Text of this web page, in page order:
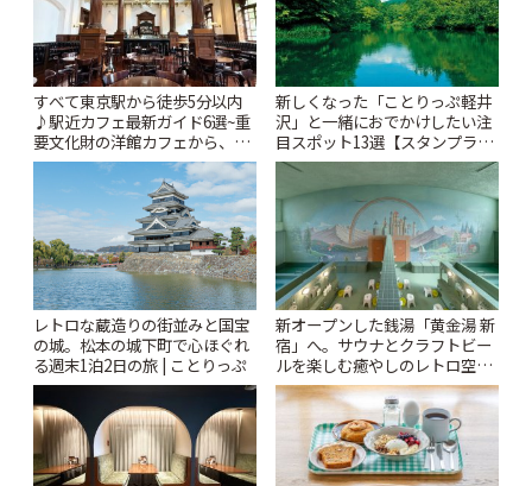
すべて東京駅から徒歩5分以内
♪駅近カフェ最新ガイド6選~重
要文化財の洋館カフェから、改
札すぐのレトロ喫茶まで~ | こと
新しくなった「ことりっぷ軽井
沢」と一緒におでかけしたい注
目スポット13選【スタンプラリ
ー開催中】 | ことりっぷ
レトロな蔵造りの街並みと国宝
の城。松本の城下町で心ほぐれ
る週末1泊2日の旅 | ことりっぷ
新オープンした銭湯「黄金湯 新
宿」へ。サウナとクラフトビー
ルを楽しむ癒やしのレトロ空間
| ことりっぷ